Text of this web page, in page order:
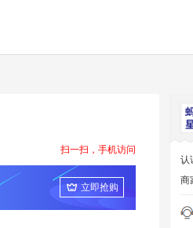
扫一扫，手机访问
立即抢购
认
商